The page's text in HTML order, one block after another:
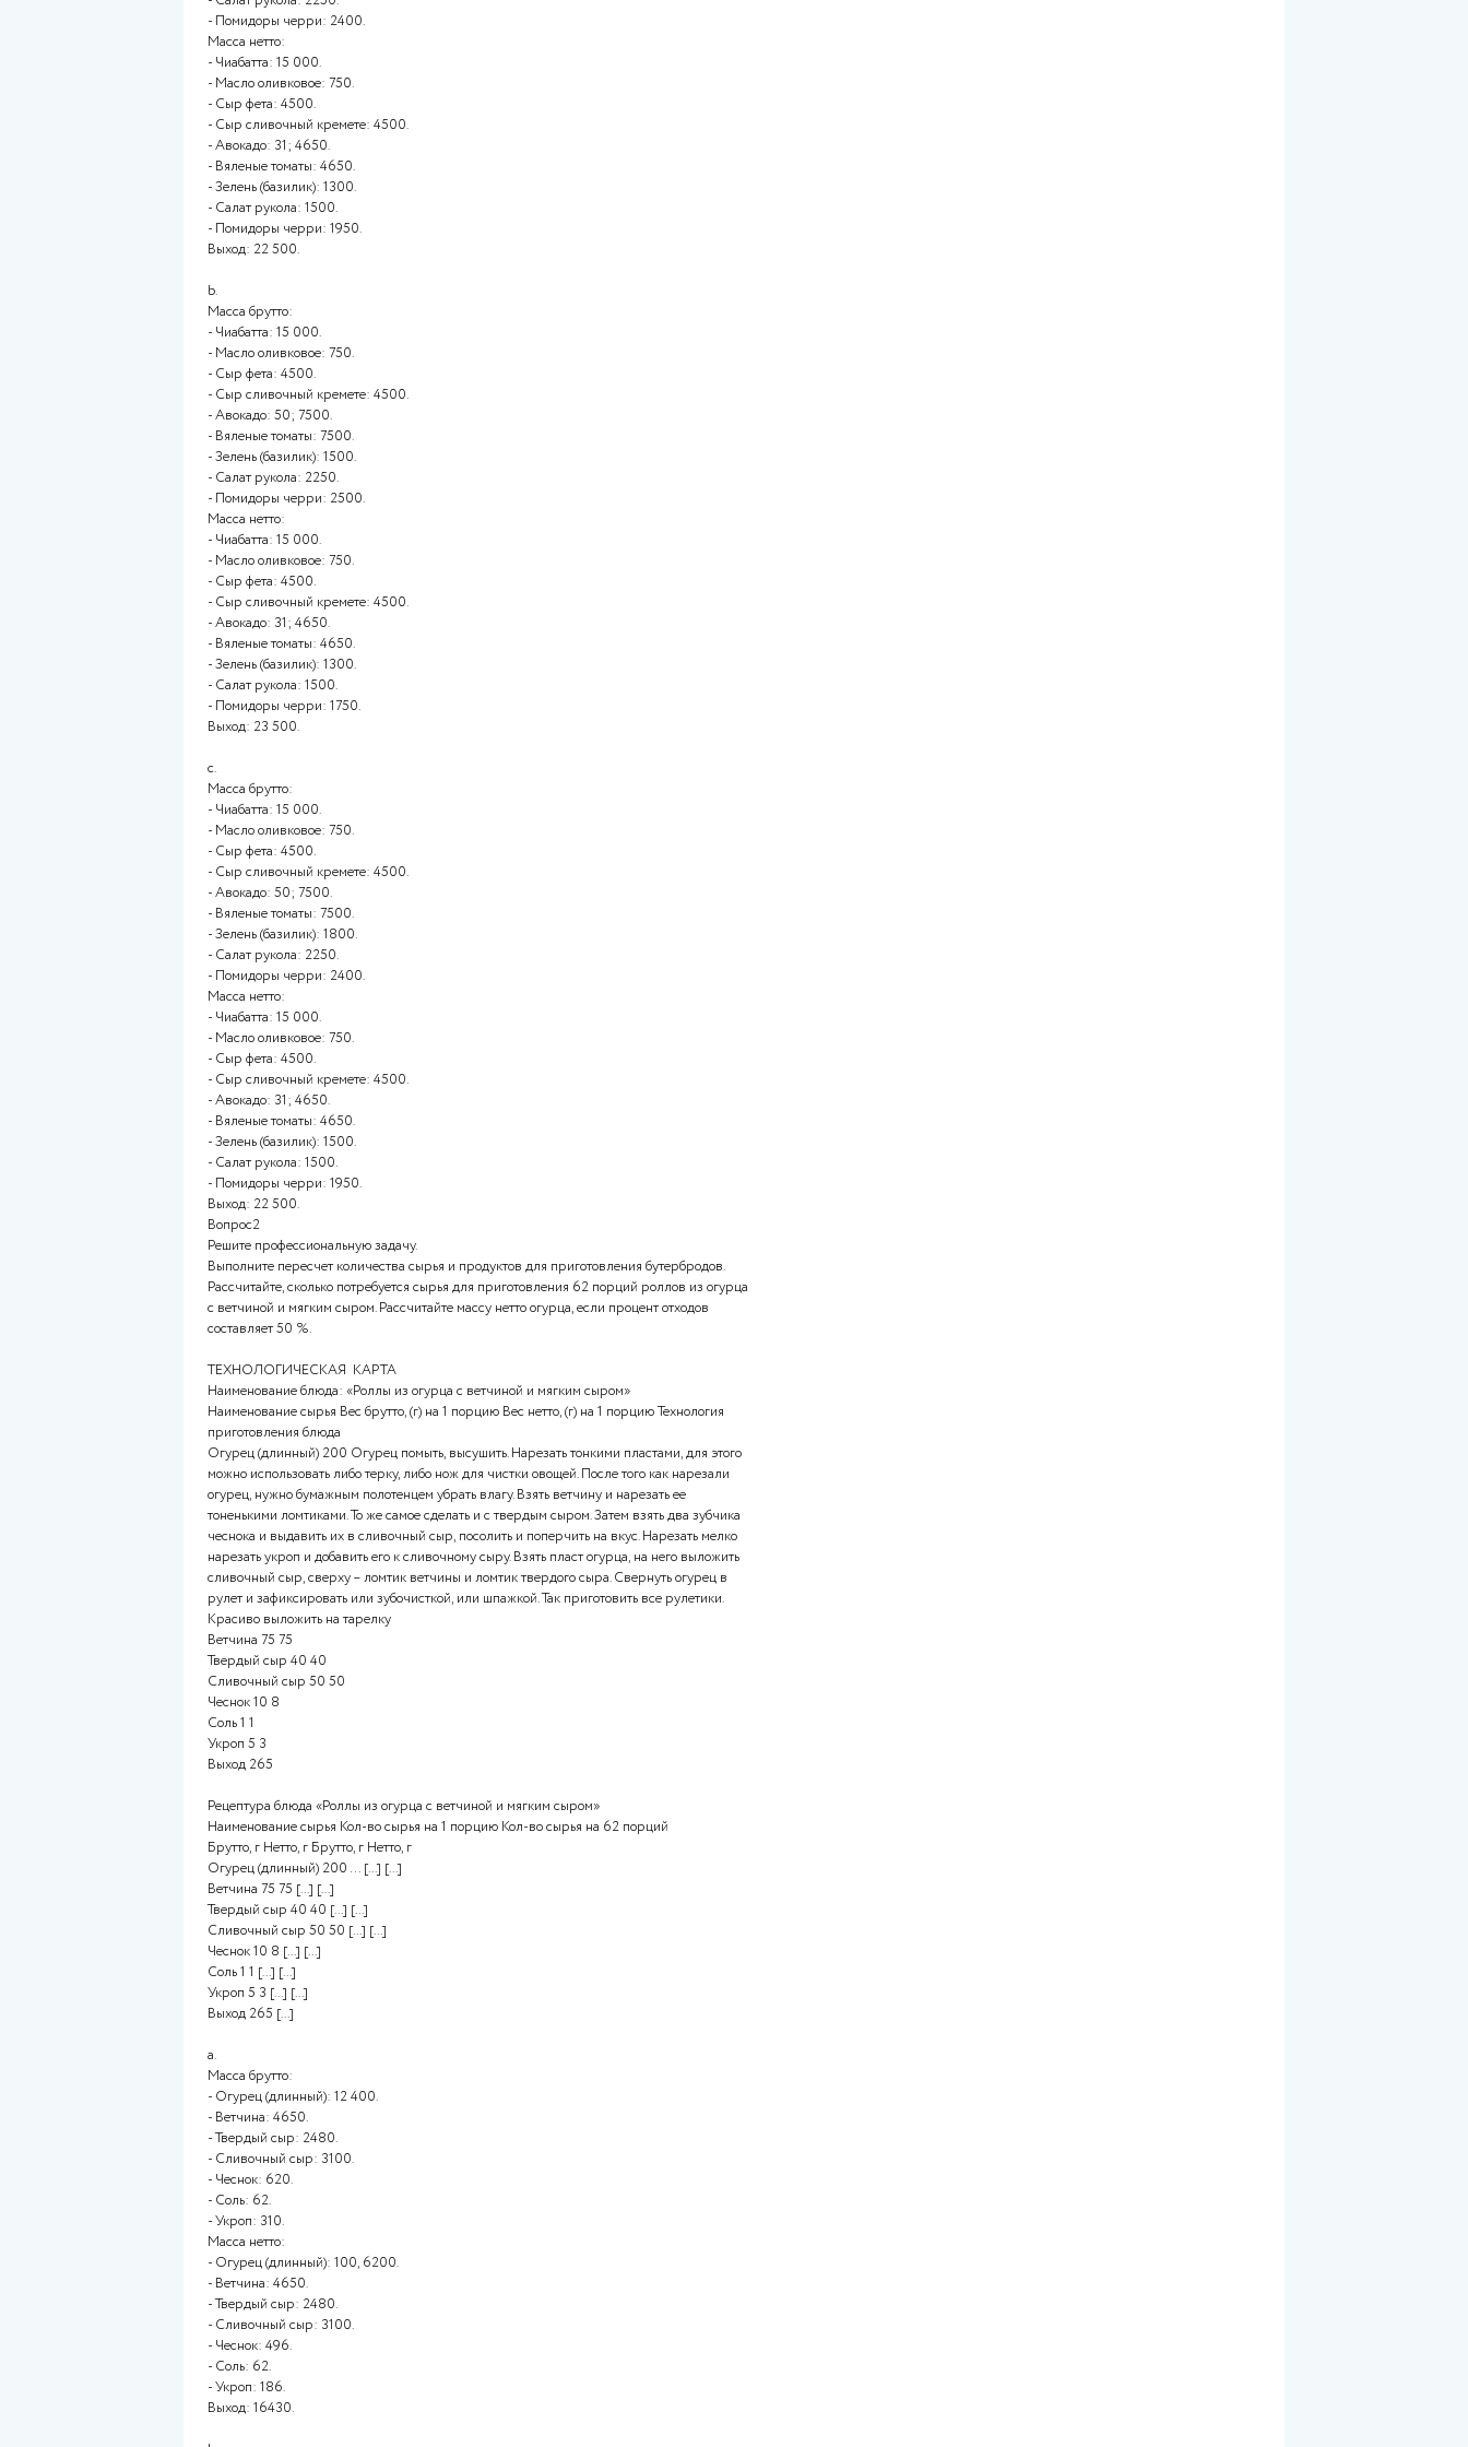
Салат рукола 15 10 [...] [...]
Помидоры черри 16 13 [...] [...]
Выход 150 [...]
a.
Масса брутто:
- Чиабатта: 15 000.
- Масло оливковое: 750.
- Сыр фета: 4500.
- Вяленые томаты: 7500.
- Зелень (базилик): 1500.
- Салат рукола: 2250.
- Помидоры черри: 2400.
Масса нетто:
- Чиабатта: 15 000.
- Масло оливковое: 750.
- Сыр фета: 4500.
- Сыр сливочный кремете: 4500.
- Авокадо: 31; 4650.
- Вяленые томаты: 4650.
- Зелень (базилик): 1300.
- Салат рукола: 1500.
- Помидоры черри: 1950.
Выход: 22 500.
b.
- Чиабатта: 15 000.
- Масло оливковое: 750.
- Сыр фета: 4500.
- Сыр сливочный кремете: 4500.
- Авокадо: 50; 7500.
- Вяленые томаты: 7500.
- Зелень (базилик): 1500.
- Салат рукола: 2250.
- Помидоры черри: 2500.
Масса нетто:
- Чиабатта: 15 000.
- Масло оливковое: 750.
- Сыр фета: 4500.
- Сыр сливочный кремете: 4500.
- Авокадо: 31; 4650.
- Вяленые томаты: 4650.
- Зелень (базилик): 1300.
- Салат рукола: 1500.
- Помидоры черри: 1750.
Выход: 23 500.
c.
- Чиабатта: 15 000.
- Масло оливковое: 750.
- Сыр фета: 4500.
- Сыр сливочный кремете: 4500.
- Авокадо: 50; 7500.
- Вяленые томаты: 7500.
- Зелень (базилик): 1800.
- Салат рукола: 2250.
- Помидоры черри: 2400.
Масса нетто:
- Чиабатта: 15 000.
- Масло оливковое: 750.
- Сыр фета: 4500.
- Авокадо: 31; 4650.
- Вяленые томаты: 4650.
- Зелень (базилик): 1500.
- Салат рукола: 1500.
- Помидоры черри: 1950.
Выход: 22 500.
Вопрос2
Решите профессиональную задачу.
Выполните пересчет количества сырья и продуктов для приготовления бутербродов.
Рассчитайте, сколько потребуется сырья для приготовления 62 порций роллов из огурца
с ветчиной и мягким сыром. Рассчитайте массу нетто огурца, если процент отходов
составляет 50 %.
ТЕХНОЛОГИЧЕСКАЯ КАРТА
Наименование блюда: «Роллы из огурца с ветчиной и мягким сыром»
Наименование сырья Вес брутто, (г) на 1 порцию Вес нетто, (г) на 1 порцию Технология
приготовления блюда
Огурец (длинный) 200 Огурец помыть, высушить. Нарезать тонкими пластами, для этого
можно использовать либо терку, либо нож для чистки овощей. После того как нарезали
огурец, нужно бумажным полотенцем убрать влагу. Взять ветчину и нарезать ее
тоненькими ломтиками. То же самое сделать и с твердым сыром. Затем взять два зубчика
чеснока и выдавить их в сливочный сыр, посолить и поперчить на вкус. Нарезать мелко
нарезать укроп и добавить его к сливочному сыру. Взять пласт огурца, на него выложить
сливочный сыр, сверху – ломтик ветчины и ломтик твердого сыра. Свернуть огурец в
рулет и зафиксировать или зубочисткой, или шпажкой. Так приготовить все рулетики.
Красиво выложить на тарелку
Ветчина 75 75